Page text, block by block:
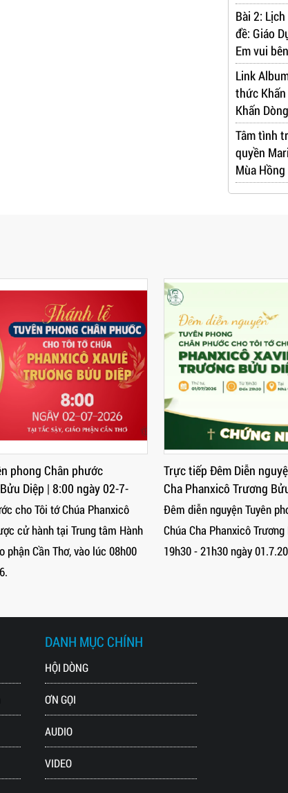
Bài 2:
đề: Giáo
Em vui
Link
thức Khấn
Khấn
Tâm tình
quyền
Mùa
Trực tiếp Đêm Diễn nguyện "Chứng Nhân Tin Mừng" -
Cha Phanxicô Trương Bửu Diệp
Đêm diễn nguyện Tuyên phong Chân phước cho tôi tớ
Chúa Cha Phanxicô Trương Bửu Diệp được diễn ra vào lúc
19h30 - 21h30 ngày 01.7.2026 tại Nhả thờ Tắc Sậy.
DANH MỤC CHÍNH
HỘI DÒNG
ƠN GỌI
AUDIO
VIDEO